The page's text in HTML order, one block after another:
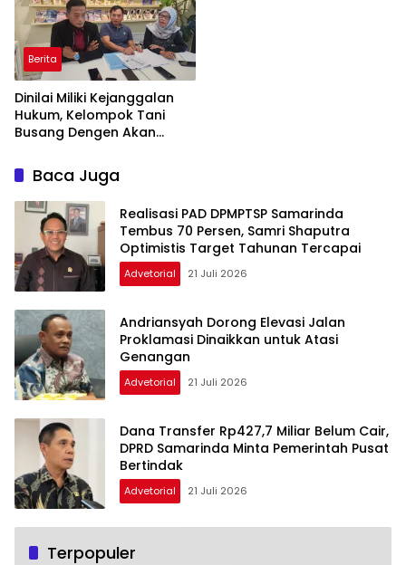
Berita
Dinilai Miliki Kejanggalan
Hukum, Kelompok Tani
Busang Dengen Akan
Baca Juga
Realisasi PAD DPMPTSP Samarinda
Tembus 70 Persen, Samri Shaputra
Optimistis Target Tahunan Tercapai
Advetorial 21 Juli 2026
Andriansyah Dorong Elevasi Jalan
Proklamasi Dinaikkan untuk Atasi
Genangan
Advetorial 21 Juli 2026
Dana Transfer Rp427,7 Miliar Belum Cair,
DPRD Samarinda Minta Pemerintah Pusat
Bertindak
Advetorial 21 Juli 2026
Terpopuler